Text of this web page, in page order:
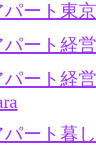
パート東
パート経
パート経
パート暮